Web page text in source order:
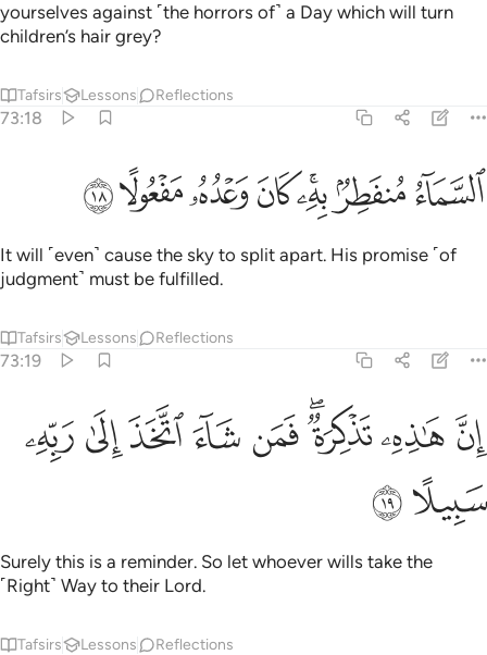
yourselves against ˹the horrors of˺ a Day which will turn
children’s hair grey?
Tafsirs Lessons Reflections
73:18
السماء منفطر به كان وعده مفعولا ١٨
ٱلسَّمَآءُ مُنفَطِرٌۢ بِهِۦ ۚ كَانَ وَعْدُهُۥ مَفْعُولًا ١٨
ﲼﲽﲾﲿﳀﳁﳂﳃ
It will ˹even˺ cause the sky to split apart. His promise ˹of
judgment˺ must be fulfilled.
Tafsirs Lessons Reflections
73:19
ان هاذه تذكرة فمن شاء اتخذ الى ربه سبيلا ١٩
إِنَّ هَـٰذِهِۦ تَذْكِرَةٌۭ ۖ فَمَن شَآءَ ٱتَّخَذَ إِلَىٰ رَبِّهِۦ سَبِيلًا ١٩
ﳄﳅﳆﳇﳈﳉﳊﳋﳌ
ﳍﳎ
Surely this is a reminder. So let whoever wills take the
˹Right˺ Way to their Lord.
Tafsirs Lessons Reflections